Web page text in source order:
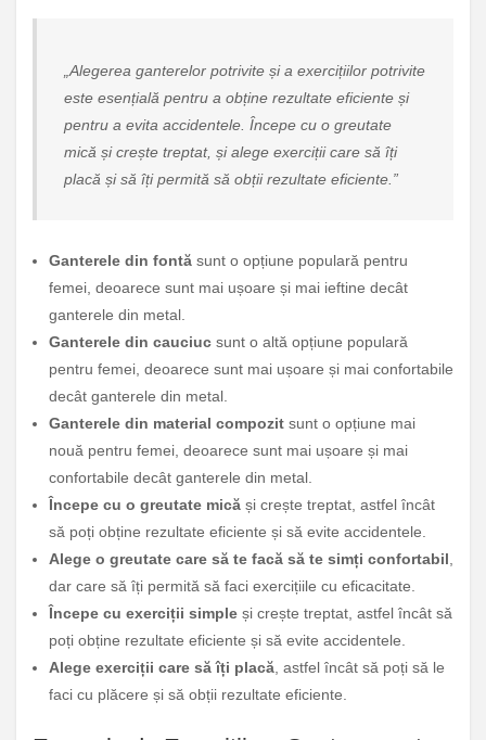
„Alegerea ganterelor potrivite și a exercițiilor potrivite
este esențială pentru a obține rezultate eficiente și
pentru a evita accidentele. Începe cu o greutate
mică și crește treptat, și alege exerciții care să îți
placă și să îți permită să obții rezultate eficiente.”
Ganterele din fontă sunt o opțiune populară pentru
femei, deoarece sunt mai ușoare și mai ieftine decât
ganterele din metal.
Ganterele din cauciuc sunt o altă opțiune populară
pentru femei, deoarece sunt mai ușoare și mai confortabile
decât ganterele din metal.
Ganterele din material compozit sunt o opțiune mai
nouă pentru femei, deoarece sunt mai ușoare și mai
confortabile decât ganterele din metal.
Începe cu o greutate mică și crește treptat, astfel încât
să poți obține rezultate eficiente și să evite accidentele.
Alege o greutate care să te facă să te simți confortabil
dar care să îți permită să faci exercițiile cu eficacitate.
Începe cu exerciții simple și crește treptat, astfel încât să
poți obține rezultate eficiente și să evite accidentele.
Alege exerciții care să îți placă , astfel încât să poți să le
faci cu plăcere și să obții rezultate eficiente.